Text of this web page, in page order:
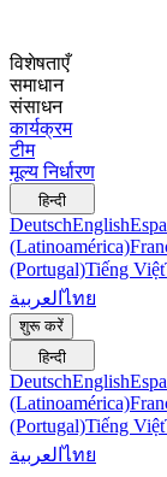
विशेषताएँ
समाधान
संसाधन
कार्यक्रम
टीम
मूल्य निर्धारण
हिन्दी
DeutschEnglish
(Latinoamérica)
(Portugal)Tiếng Việt
العربيةไทย
शुरू करें
हिन्दी
DeutschEnglish
(Latinoamérica)
(Portugal)Tiếng Việt
العربيةไทย